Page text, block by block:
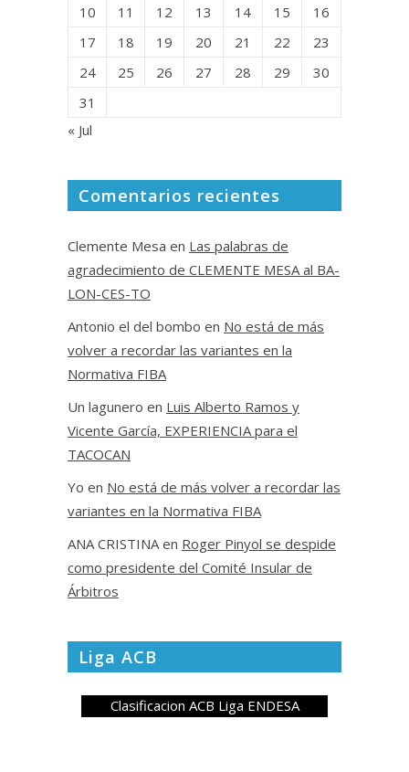
10
11 12 13 14 15
16
17
18 19 20 21 22
23
24
25 26 27 28 29
30
31
« Jul
Comentarios recientes
Clemente Mesa en Las palabras de
agradecimiento de CLEMENTE MESA al BA-
LON-CES-TO
Antonio el del bombo en No está de más
volver a recordar las variantes en la
Normativa FIBA
Un lagunero en Luis Alberto Ramos y
Vicente García, EXPERIENCIA para el
TACOCAN
Yo en No está de más volver a recordar las
variantes en la Normativa FIBA
ANA CRISTINA en Roger Pinyol se despide
como presidente del Comité Insular de
Árbitros
Liga ACB
Clasificacion ACB Liga ENDESA